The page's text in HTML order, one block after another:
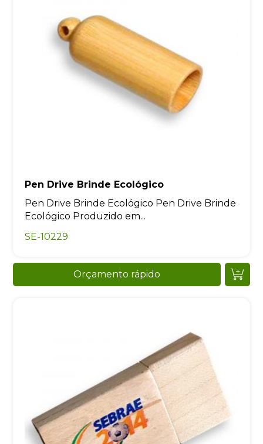
Pen Drive Brinde Ecológico
Pen Drive Brinde Ecológico Pen Drive Brinde
Ecológico Produzido em...
SE-10229
Orçamento rápido